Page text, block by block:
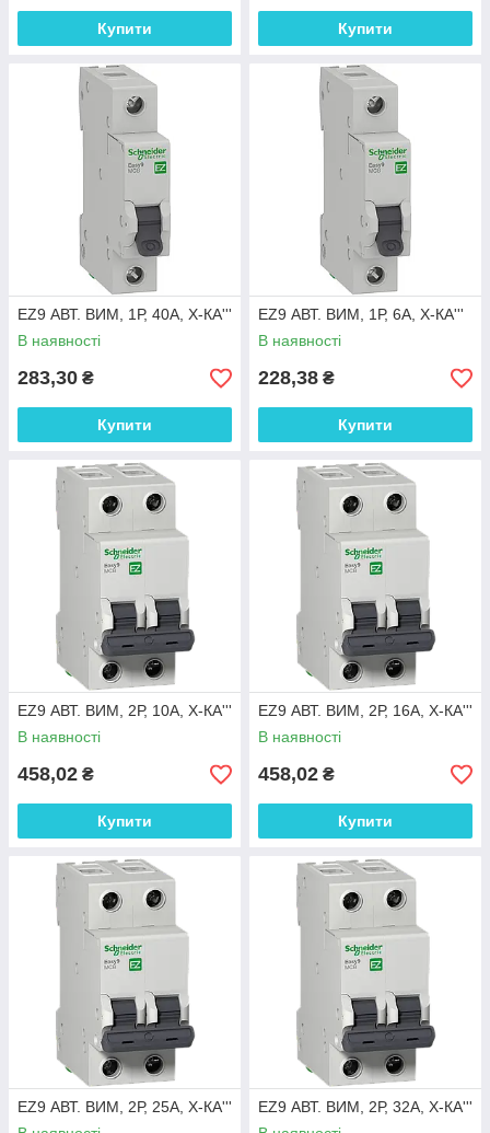
Купити Купити
EZ9 АВТ. ВИМ, 1Р, 40А, Х-КА'''
В наявності
283,30 ₴
Купити
EZ9 АВТ. ВИМ, 1Р, 6А, Х-КА'''
В наявності
228,38 ₴
Купити
EZ9 АВТ. ВИМ, 2Р, 10А, Х-КА'''
В наявності
458,02 ₴
Купити
EZ9 АВТ. ВИМ, 2Р, 16А, Х-КА'''
В наявності
458,02 ₴
Купити
EZ9 АВТ. ВИМ, 2Р, 25А, Х-КА'''
EZ9 АВТ. ВИМ, 2Р, 32А, Х-КА'''